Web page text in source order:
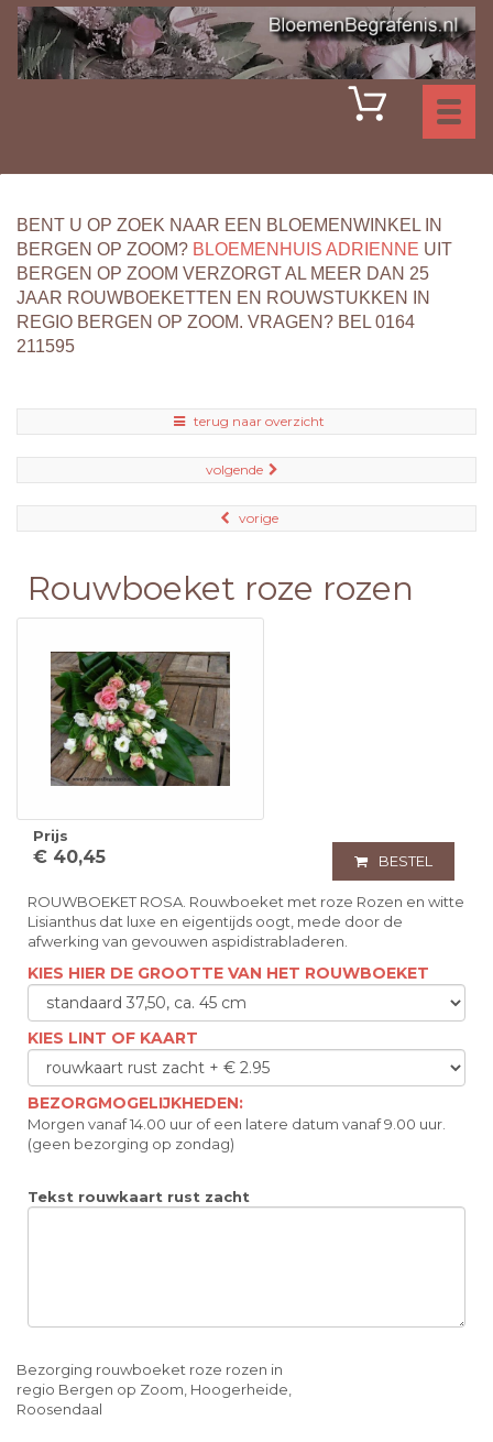
BENT U OP ZOEK NAAR EEN BLOEMENWINKEL IN
BERGEN OP ZOOM? BLOEMENHUIS ADRIENNE UIT
BERGEN OP ZOOM VERZORGT AL MEER DAN 25
JAAR ROUWBOEKETTEN EN ROUWSTUKKEN IN
REGIO BERGEN OP ZOOM. VRAGEN? BEL 0164
211595
terug naar overzicht
volgende
vorige
Rouwboeket roze rozen
Prijs
€ 40,45 BESTEL
ROUWBOEKET ROSA. Rouwboeket met roze Rozen en witte
Lisianthus dat luxe en eigentijds oogt, mede door de
afwerking van gevouwen aspidistrabladeren.
KIES HIER DE GROOTTE VAN HET ROUWBOEKET
KIES LINT OF KAART
BEZORGMOGELIJKHEDEN:
Morgen vanaf 14.00 uur of een latere datum vanaf 9.00 uur.
(geen bezorging op zondag)
Tekst rouwkaart rust zacht
Bezorging rouwboeket roze rozen in
regio Bergen op Zoom, Hoogerheide,
Roosendaal